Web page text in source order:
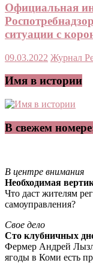
Официальная
ситуации с
09.03.2022 Журнал
Имя в истории
В свежем
В центре внимания
Необходимая
Что даст жителям
самоуправления?
Свое дело
Сто клубничных
Фермер Андрей
ягоды в Коми есть